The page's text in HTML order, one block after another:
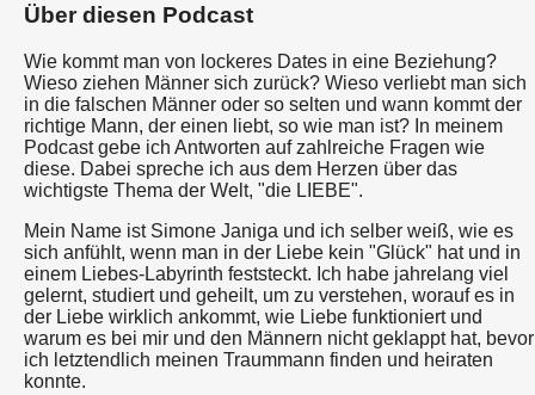
Über diesen Podcast
Wie kommt man von lockeres Dates in eine Beziehung?
Wieso ziehen Männer sich zurück? Wieso verliebt man sich
in die falschen Männer oder so selten und wann kommt der
richtige Mann, der einen liebt, so wie man ist? In meinem
Podcast gebe ich Antworten auf zahlreiche Fragen wie
diese. Dabei spreche ich aus dem Herzen über das
wichtigste Thema der Welt, "die LIEBE".
Mein Name ist Simone Janiga und ich selber weiß, wie es
sich anfühlt, wenn man in der Liebe kein "Glück" hat und in
einem Liebes-Labyrinth feststeckt. Ich habe jahrelang viel
gelernt, studiert und geheilt, um zu verstehen, worauf es in
der Liebe wirklich ankommt, wie Liebe funktioniert und
warum es bei mir und den Männern nicht geklappt hat, bevor
ich letztendlich meinen Traummann finden und heiraten
konnte.